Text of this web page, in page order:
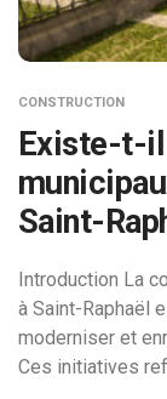
CONSTRUCTION
Existe-t-
Saint-
Introduction La
à Saint-Raphaël
moderniser et
Ces initiatives